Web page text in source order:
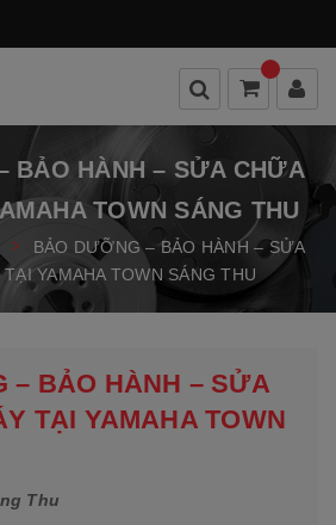
BẢO HÀNH – SỬA CHỮA
TOWN SÁNG THU
BẢO DƯỠNG – BẢO HÀNH – SỬA
YAMAHA TOWN SÁNG THU
– BẢO HÀNH – SỬA
TẠI YAMAHA TOWN
Thu